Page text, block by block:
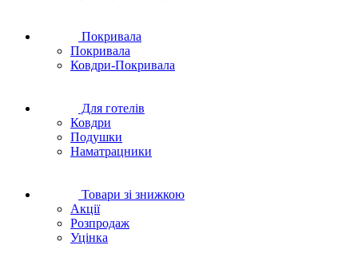
Покривала
Покривала
Ковдри-Покривала
Для готелів
Ковдри
Подушки
Наматрацники
Товари зі знижкою
Акції
Розпродаж
Уцінка